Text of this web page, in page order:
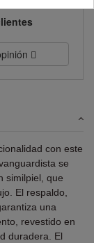
con este
se
similpiel, que
El respaldo,
una
revestido en
duradera. El